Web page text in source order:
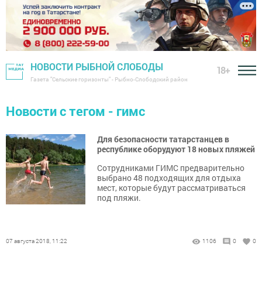
НОВОСТИ РЫБНОЙ СЛОБОДЫ
Газета "Сельские горизонты" - Рыбно-Слободский район
18+
Новости с тегом - гимс
Для безопасности татарстанцев в
республике оборудуют 18 новых пляжей
Сотрудниками ГИМС предварительно
выбрано 48 подходящих для отдыха
мест, которые будут рассматриваться
под пляжи.
07 августа 2018, 11:22 1106 0 0